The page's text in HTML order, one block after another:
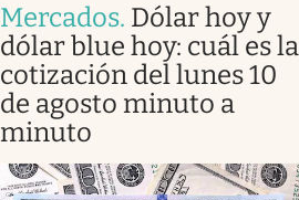
Mercados. Dólar hoy y
dólar blue hoy: cuál es la
cotización del lunes 10
de agosto minuto a
minuto